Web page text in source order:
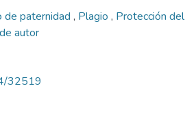
de paternidad , Plagio , Protección
autor
32519